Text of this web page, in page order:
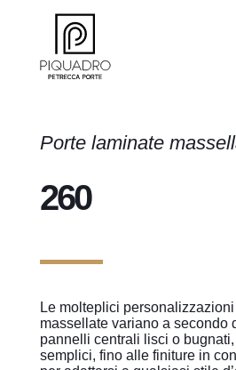
Porte laminate
260
Le molteplici
massellate variano a secondo
pannelli centrali lisci o
semplici, fino alle finiture in